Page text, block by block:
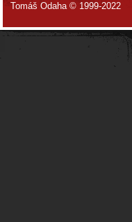
Tomáš Odaha © 1999-2022